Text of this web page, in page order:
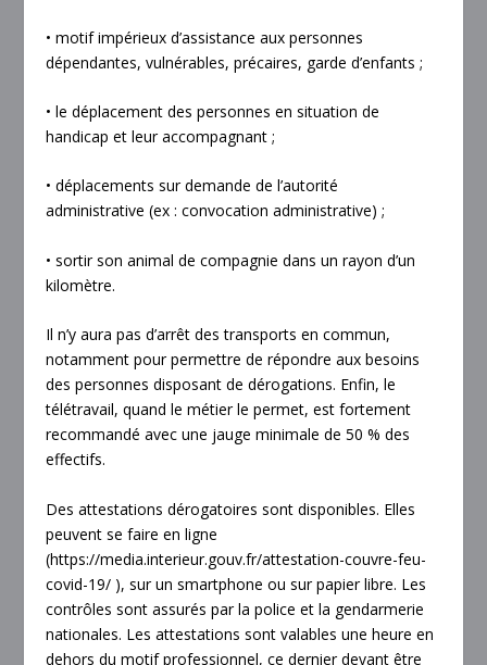
• motif impérieux d’assistance aux personnes
dépendantes, vulnérables, précaires, garde d’enfants ;
• le déplacement des personnes en situation de
handicap et leur accompagnant ;
• déplacements sur demande de l’autorité
administrative (ex : convocation administrative) ;
• sortir son animal de compagnie dans un rayon d’un
kilomètre.
Il n’y aura pas d’arrêt des transports en commun,
notamment pour permettre de répondre aux besoins
des personnes disposant de dérogations. Enfin, le
télétravail, quand le métier le permet, est fortement
recommandé avec une jauge minimale de 50 % des
effectifs.
Des attestations dérogatoires sont disponibles. Elles
peuvent se faire en ligne
(https://media.interieur.gouv.fr/attestation-couvre-feu-
covid-19/ ), sur un smartphone ou sur papier libre. Les
contrôles sont assurés par la police et la gendarmerie
nationales. Les attestations sont valables une heure en
dehors du motif professionnel, ce dernier devant être